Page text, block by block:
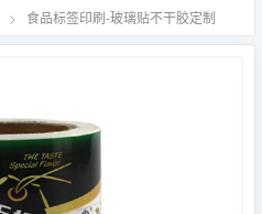
> 食品标签印刷-玻璃贴不干胶定制